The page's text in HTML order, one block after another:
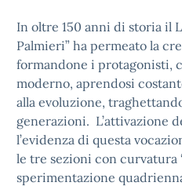
In oltre 150 anni di storia il
Palmieri” ha permeato la
formandone i protagonisti,
moderno, aprendosi
alla evoluzione,
generazioni. L’attivazione
l’evidenza di questa
le tre sezioni con curvatura
sperimentazione